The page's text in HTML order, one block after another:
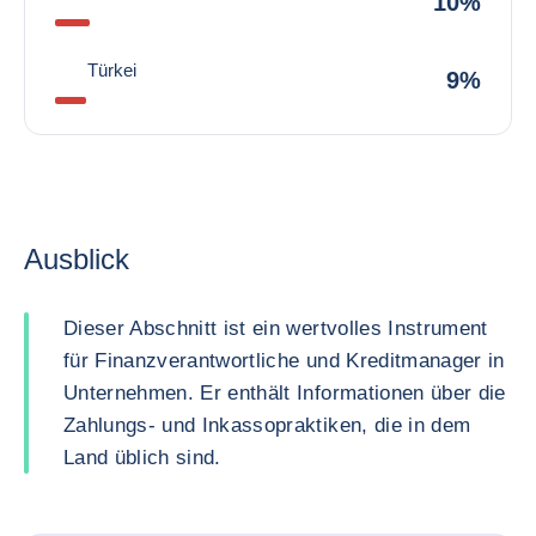
Türkei 9%
Ausblick
Dieser Abschnitt ist ein wertvolles Instrument
für Finanzverantwortliche und Kreditmanager in
Unternehmen. Er enthält Informationen über die
Zahlungs- und Inkassopraktiken, die in dem
Land üblich sind.